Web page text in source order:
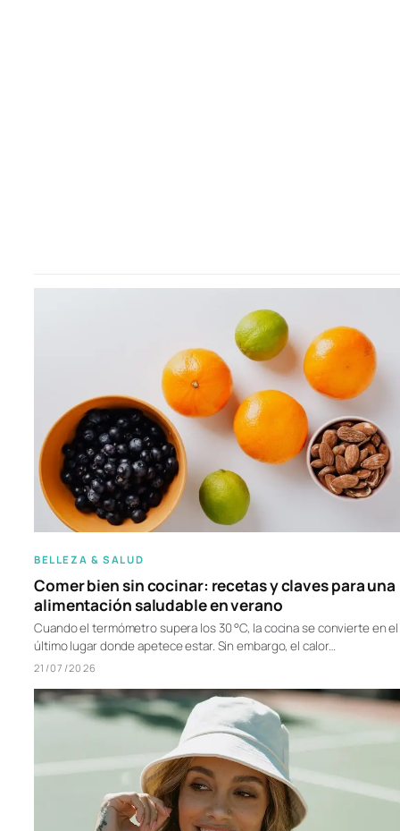
BELLEZA & SALUD
Comer bien sin cocinar: recetas y claves para una
alimentación saludable en verano
Cuando el termómetro supera los 30 °C, la cocina se convierte en el
último lugar donde apetece estar. Sin embargo, el calor…
21/07/2026